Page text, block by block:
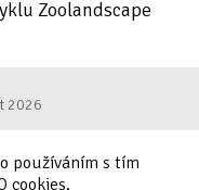
Zoolandscape
2026
používáním s tím
cookies.